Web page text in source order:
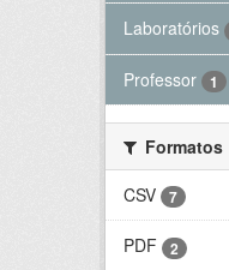
Laboratórios
Professor 1
Formatos
CSV
7
PDF 2